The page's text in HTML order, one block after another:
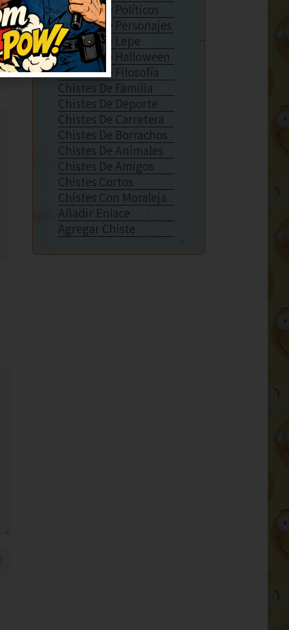
Chistes De Políticos
Chistes De Personajes
Chistes De Lepe
Chistes De Halloween
Chistes De Filosofía
Chistes De Familia
Chistes De Deporte
Chistes De Carretera
Chistes De Borrachos
Chistes De Animales
Chistes De Amigos
Chistes Cortos
Chistes Con Moraleja
Añadir Enlace
Agregar Chiste